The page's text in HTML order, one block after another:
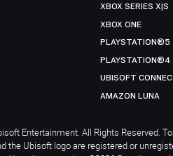
XBOX SERIES X|S
XBOX ONE
PLAYSTATION®5
PLAYSTATION®4
UBISOFT
AMAZON LUNA
Entertainment. All Rights Reserved.
the Ubisoft logo are registered or